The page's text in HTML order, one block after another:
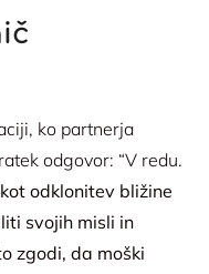
ko partnerja
odgovor: “V redu.
odklonitev bližine
svojih misli in
zgodi, da moški